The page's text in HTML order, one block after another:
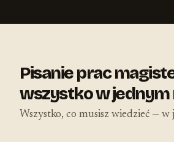
Pisanie prac
wszystko w jednym
Wszystko, co musisz wiedzieć —